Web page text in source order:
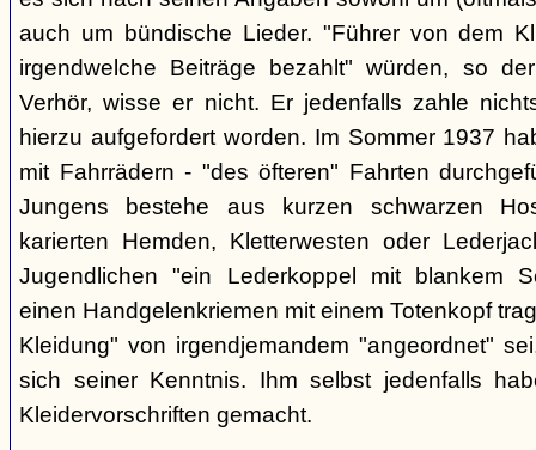
auch um bündische Lieder. "Führer von dem
irgendwelche Beiträge bezahlt" würden, so
Verhör, wisse er nicht. Er jedenfalls zahle
hierzu aufgefordert worden. Im Sommer 1937
mit Fahrrädern - "des öfteren" Fahrten
Jungens bestehe aus kurzen schwarzen
karierten Hemden, Kletterwesten oder
Jugendlichen "ein Lederkoppel mit blankem
einen Handgelenkriemen mit einem Totenkopf
Kleidung" von irgendjemandem "angeordnet"
sich seiner Kenntnis. Ihm selbst jedenfalls
Kleidervorschriften gemacht.